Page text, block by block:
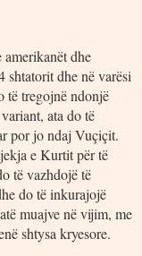
dhe
shtatorit dhe në varësi
të tregojnë ndonjë
ata do të
por jo ndaj Vuçiçit.
e Kurtit për të
të vazhdojë të
do të inkurajojë
muajve në vijim, me
shtysa kryesore.